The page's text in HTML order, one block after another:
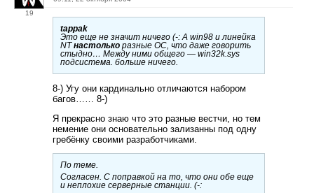
19
tappak
Это еще не значит ничего (-: А win98 и линейка
NTнастолько разные ОС, что даже говорить
стыдно… Между ними общего — win32k.sys
подсистема. больше ничего.
8-) Угу они кардинально отличаются набором
багов…… 8-)
Я прекрасно знаю что это разные вестчи, но тем
немение они основательно зализанны под одну
гребёнку своими разработчиками.
По теме.
Согласен. С поправкой на то, что они обе еще
и неплохие серверные станции. (-: